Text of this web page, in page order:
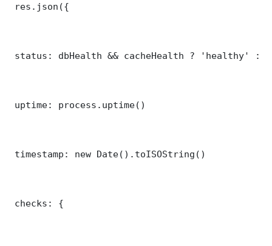
res.json({
status: dbHealth && cacheHealth ? 'healthy' :
uptime: process.uptime()
timestamp: new Date().toISOString()
checks: {